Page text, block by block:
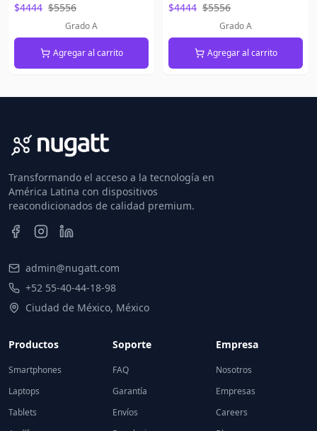
$4444 $5556
Grado A
Agregar al carrito
$4444 $5556
Grado A
Agregar al carrito
Transformando el acceso a la tecnología en
América Latina con dispositivos
reacondicionados de calidad premium.
admin@nugatt.com
+52 55-40-44-18-98
Ciudad de México, México
Productos
Smartphones
Laptops
Tablets
Soporte
FAQ
Garantía
Envíos
Empresa
Nosotros
Empresas
Careers